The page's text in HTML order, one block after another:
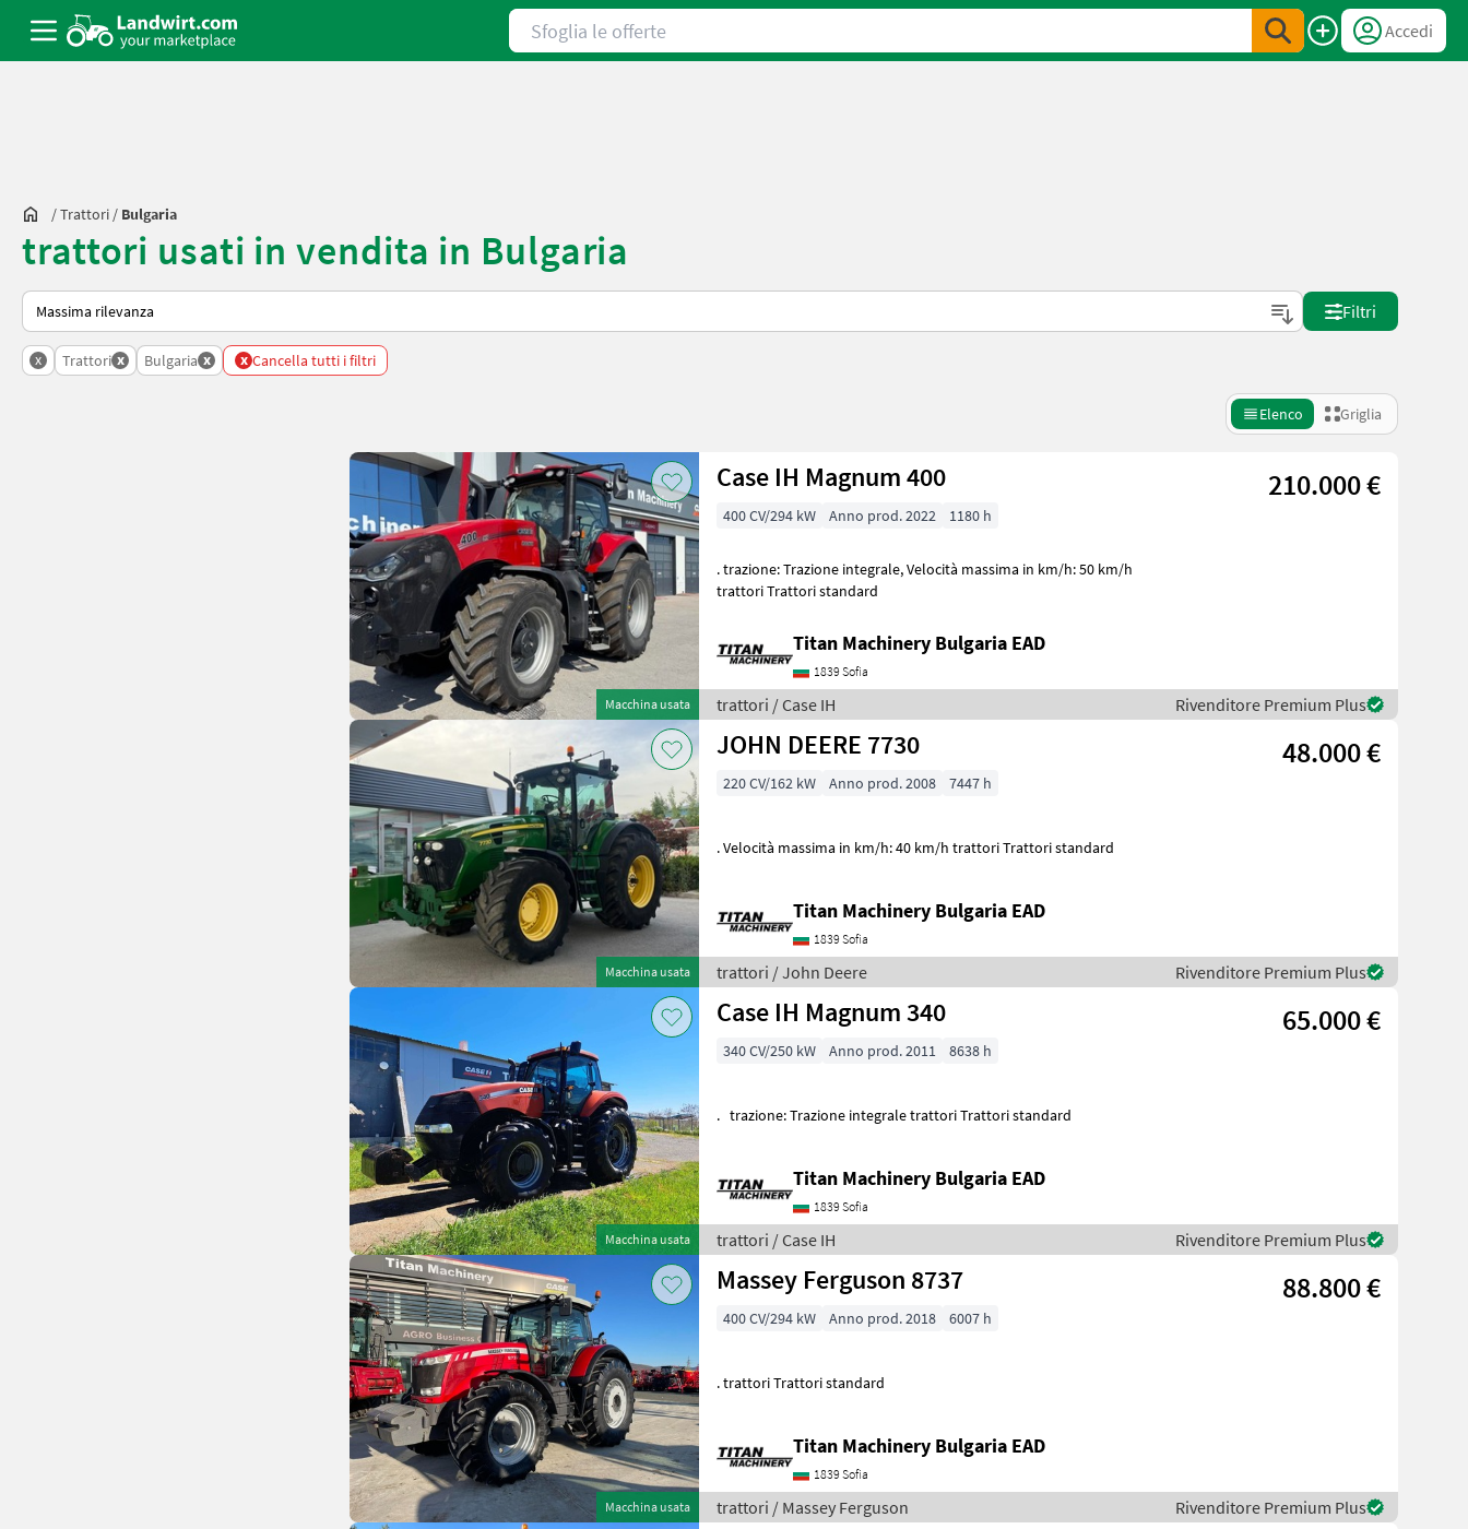
Sfoglia le offerte
Accedi
/Trattori / Bulgaria
trattori usati in vendita in Bulgaria
Ecco come viene ordinato su Landwirt.com
Filtri
x Trattori x Bulgaria x x Cancella tutti i filtri
Elenco Griglia
Macchina usata
Case IH Magnum 400 210.000 €
400 CV/294 kW Anno prod. 2022 1180 h
. trazione: Trazione integrale, Velocità massima in km/h: 50 km/h
trattori Trattori standard
Titan Machinery Bulgaria EAD
1839 Sofia
trattori / Case IH Rivenditore Premium Plus
Macchina usata
JOHN DEERE 7730 48.000 €
220 CV/162 kW Anno prod. 2008 7447 h
. Velocità massima in km/h: 40 km/h trattori Trattori standard
Titan Machinery Bulgaria EAD
1839 Sofia
trattori / John Deere Rivenditore Premium Plus
Macchina usata
Case IH Magnum 340 65.000 €
340 CV/250 kW Anno prod. 2011 8638 h
. trazione: Trazione integrale trattori Trattori standard
Titan Machinery Bulgaria EAD
1839 Sofia
trattori / Case IH Rivenditore Premium Plus
Macchina usata
Massey Ferguson 8737 88.800 €
400 CV/294 kW Anno prod. 2018 6007 h
. trattori Trattori standard
Titan Machinery Bulgaria EAD
1839 Sofia
trattori / Massey Ferguson Rivenditore Premium Plus